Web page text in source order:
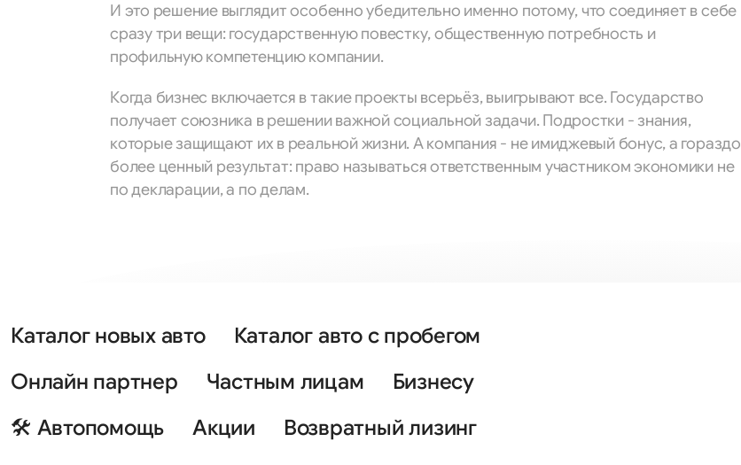
И это решение выглядит особенно убедительно именно потому, что соединяет в себе
сразу три вещи: государственную повестку, общественную потребность и
профильную компетенцию компании.
Когда бизнес включается в такие проекты всерьёз, выигрывают все. Государство
получает союзника в решении важной социальной задачи. Подростки - знания,
которые защищают их в реальной жизни. А компания - не имиджевый бонус, а гораздо
более ценный результат: право называться ответственным участником экономики не
по декларации, а по делам.
Каталог новых авто
Каталог авто с пробегом
Онлайн партнер
Частным лицам
Бизнесу
🛠 Автопомощь
Акции
Возвратный лизинг